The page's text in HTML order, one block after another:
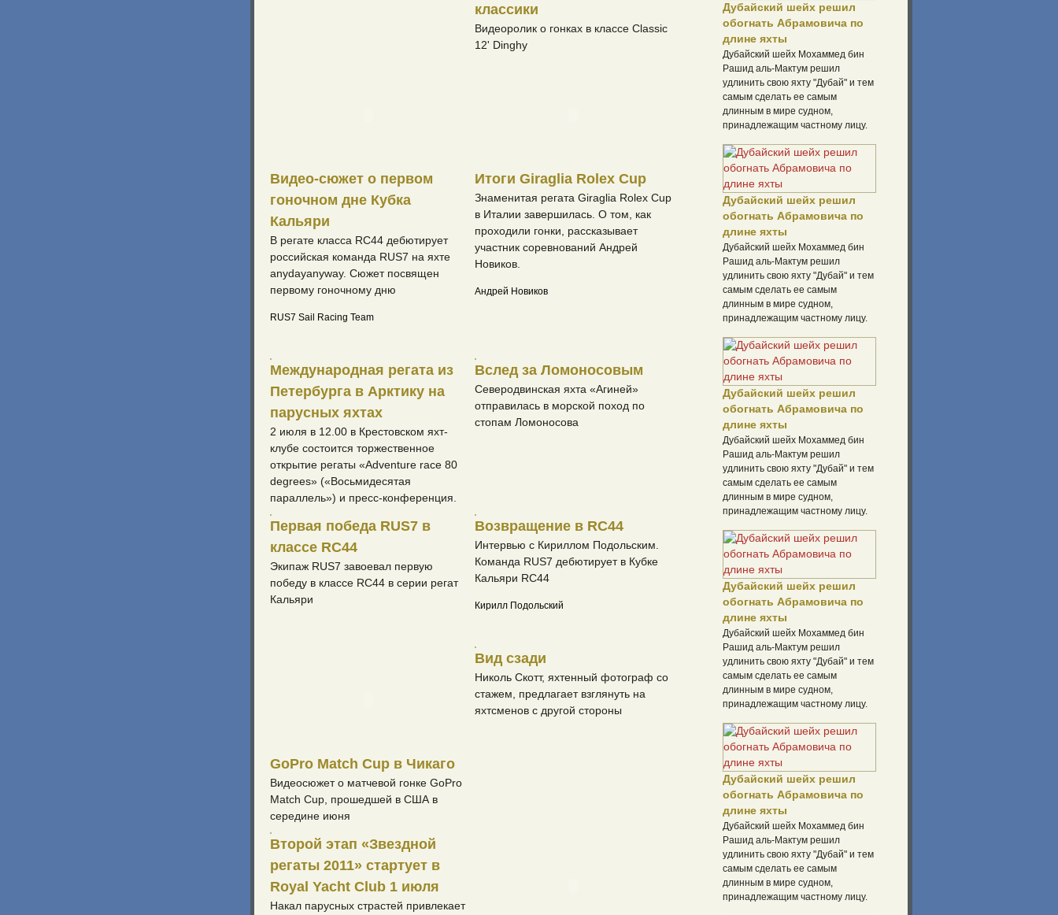
классики
Видеоролик о гонках в классе Classic
12' Dinghy
Видео-сюжет о первом
гоночном дне Кубка
Кальяри
В регате класса RC44 дебютирует
российская команда RUS7 на яхте
anydayanyway. Сюжет посвящен
первому гоночному дню
RUS7 Sail Racing Team
Итоги Giraglia Rolex Cup
Знаменитая регата Giraglia Rolex Cup
в Италии завершилась. О том, как
проходили гонки, рассказывает
участник соревнований Андрей
Новиков.
Андрей Новиков
Международная регата из
Петербурга в Арктику на
парусных яхтах
2 июля в 12.00 в Крестовском яхт-
клубе состоится торжественное
открытие регаты «Adventure race 80
degrees» («Восьмидесятая
параллель») и пресс-конференция.
Вслед за Ломоносовым
Северодвинская яхта «Агиней»
отправилась в морской поход по
стопам Ломоносова
Первая победа RUS7 в
классе RC44
Экипаж RUS7 завоевал первую
победу в классе RC44 в серии регат
Кальяри
Возвращение в RC44
Интервью с Кириллом Подольским.
Команда RUS7 дебютирует в Кубке
Кальяри RC44
Кирилл Подольский
GoPro Match Cup в Чикаго
Видеосюжет о матчевой гонке GoPro
Match Cup, прошедшей в США в
середине июня
Вид сзади
Николь Скотт, яхтенный фотограф со
стажем, предлагает взглянуть на
яхтсменов с другой стороны
Второй этап «Звездной
регаты 2011» стартует в
Royal Yacht Club 1 июля
Накал парусных страстей привлекает
Дубайский шейх решил
обогнать Абрамовича по
длине яхты
Дубайский шейх Мохаммед бин
Рашид аль-Мактум решил
удлинить свою яхту "Дубай" и тем
самым сделать ее самым
длинным в мире судном,
принадлежащим частному лицу.
Дубайский шейх решил
обогнать Абрамовича по
длине яхты
Дубайский шейх Мохаммед бин
Рашид аль-Мактум решил
удлинить свою яхту "Дубай" и тем
самым сделать ее самым
длинным в мире судном,
принадлежащим частному лицу.
Дубайский шейх решил
обогнать Абрамовича по
длине яхты
Дубайский шейх Мохаммед бин
Рашид аль-Мактум решил
удлинить свою яхту "Дубай" и тем
самым сделать ее самым
длинным в мире судном,
принадлежащим частному лицу.
Дубайский шейх решил
обогнать Абрамовича по
длине яхты
Дубайский шейх Мохаммед бин
Рашид аль-Мактум решил
удлинить свою яхту "Дубай" и тем
самым сделать ее самым
длинным в мире судном,
принадлежащим частному лицу.
Дубайский шейх решил
обогнать Абрамовича по
длине яхты
Дубайский шейх Мохаммед бин
Рашид аль-Мактум решил
удлинить свою яхту "Дубай" и тем
самым сделать ее самым
длинным в мире судном,
принадлежащим частному лицу.